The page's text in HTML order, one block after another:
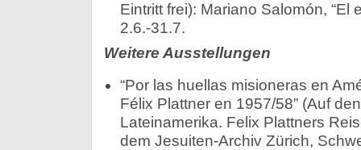
Eintritt frei): Mariano Salomón, “El
2.6.-31.7.
Weitere Ausstellungen
“Por las huellas misioneras en
Félix Plattner en 1957/58” (Auf
Lateinamerika. Felix Plattners
dem Jesuiten-Archiv Zürich,